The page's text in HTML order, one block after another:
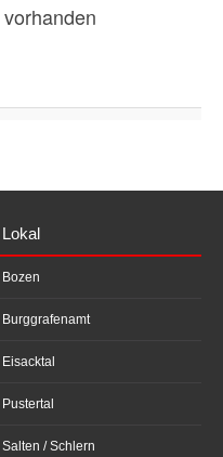
vorhanden
Lokal
Bozen
Burggrafenamt
Eisacktal
Pustertal
Salten / Schlern